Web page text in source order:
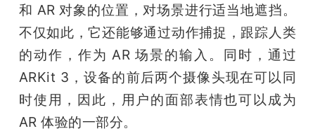
和 AR 对象的位置，对场景进行适当地遮挡。
不仅如此，它还能够通过动作捕捉，跟踪人类
的动作，作为 AR 场景的输入。同时，通过
ARKit 3，设备的前后两个摄像头现在可以同
时使用，因此，用户的面部表情也可以成为
AR 体验的一部分。